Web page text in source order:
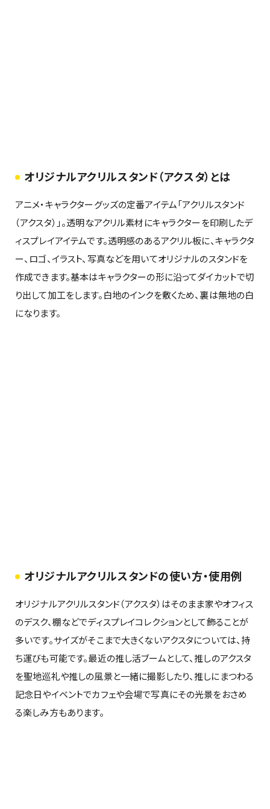
オリジナルアクリルスタンド（アクスタ）とは
アニメ・キャラクターグッズの定番アイテム「アクリルスタンド
（アクスタ）」。透明なアクリル素材にキャラクターを印刷したデ
ィスプレイアイテムです。透明感のあるアクリル板に、キャラクタ
ー、ロゴ、イラスト、写真などを用いてオリジナルのスタンドを
作成できます。基本はキャラクターの形に沿ってダイカットで切
り出して加工をします。白地のインクを敷くため、裏は無地の白
になります。
オリジナルアクリルスタンドの使い方・使用例
オリジナルアクリルスタンド（アクスタ）はそのまま家やオフィス
のデスク、棚などでディスプレイコレクションとして飾ることが
多いです。サイズがそこまで大きくないアクスタについては、持
ち運びも可能です。最近の推し活ブームとして、推しのアクスタ
を聖地巡礼や推しの風景と一緒に撮影したり、推しにまつわる
記念日やイベントでカフェや会場で写真にその光景をおさめ
る楽しみ方もあります。